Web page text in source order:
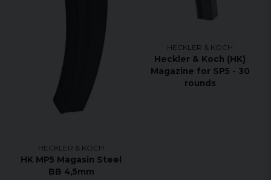
HECKLER & KOCH
HK MP5 Magasin Steel
BB 4,5mm
HECKLER & KOCH
Heckler & Koch (HK)
Magazine for SP5 - 30
rounds